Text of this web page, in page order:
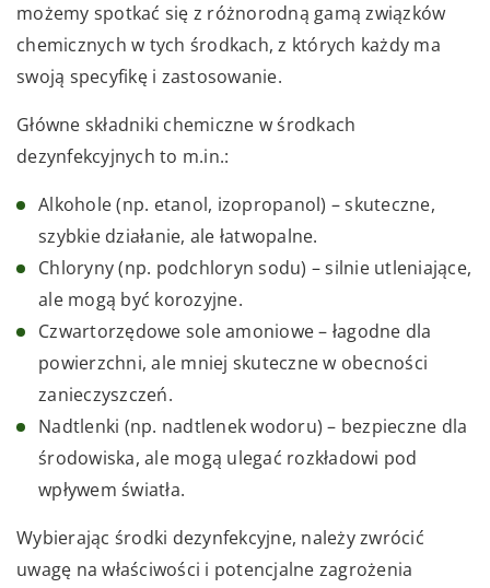
możemy spotkać się z różnorodną gamą związków
chemicznych w tych środkach, z których każdy ma
swoją specyfikę i zastosowanie.
Główne składniki chemiczne w środkach
dezynfekcyjnych to m.in.:
Alkohole (np. etanol, izopropanol) – skuteczne,
szybkie działanie, ale łatwopalne.
Chloryny (np. podchloryn sodu) – silnie utleniające,
ale mogą być korozyjne.
Czwartorzędowe sole amoniowe – łagodne dla
powierzchni, ale mniej skuteczne w obecności
zanieczyszczeń.
Nadtlenki (np. nadtlenek wodoru) – bezpieczne dla
środowiska, ale mogą ulegać rozkładowi pod
wpływem światła.
Wybierając środki dezynfekcyjne, należy zwrócić
uwagę na właściwości i potencjalne zagrożenia